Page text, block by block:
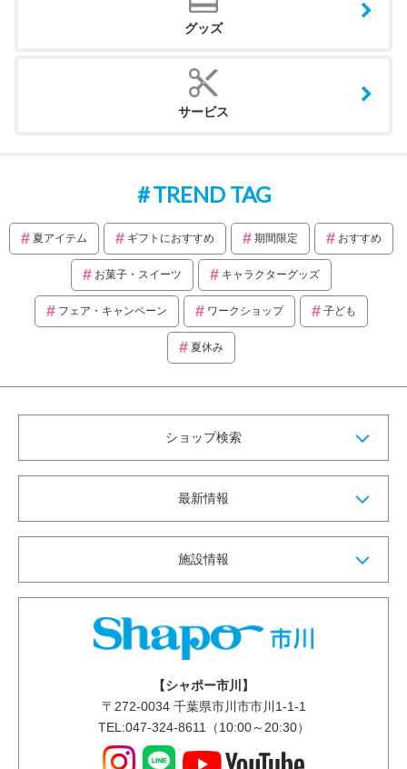
グッズ
サービス
TREND TAG
夏アイテム ギフトにおすすめ 期間限定 おすすめ
お菓子・スイーツ キャラクターグッズ
フェア・キャンペーン ワークショップ 子ども
夏休み
ショップ検索
最新情報
施設情報
【シャポー市川】
〒 272-0034千葉県市川市市川1-1-1
TEL:047-324-8611（10:00～20:30）